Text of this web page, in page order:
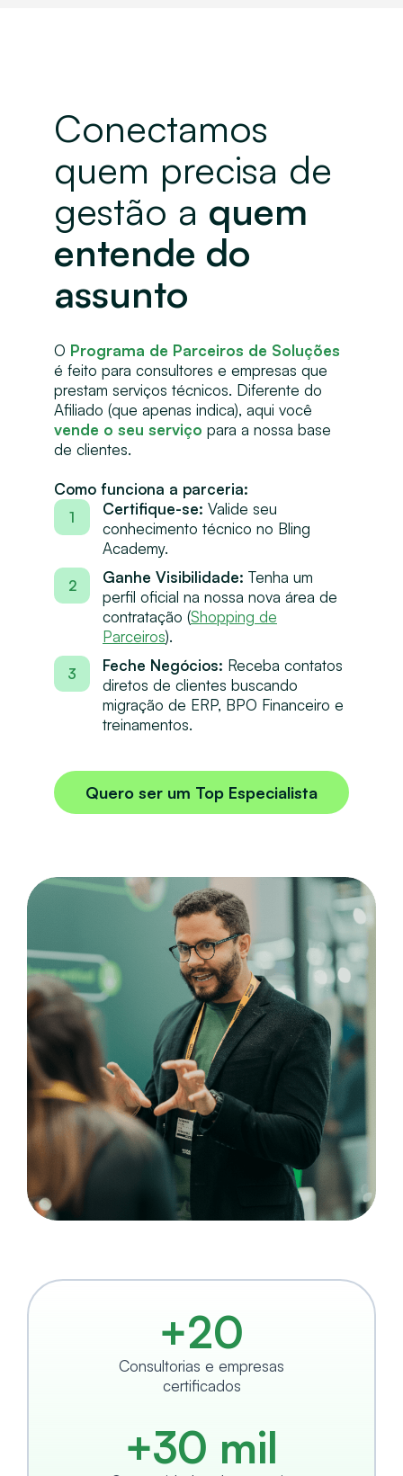
Conectamos
quem precisa de
gestão a quem
entende do
assunto
O Programa de Parceiros de Soluções
é feito para consultores e empresas que
prestam serviços técnicos. Diferente do
Afiliado (que apenas indica), aqui você
vende o seu serviço para a nossa base
de clientes.
Como funciona a parceria:
1 Certifique-se: Valide seu
conhecimento técnico no Bling
Academy.
2 Ganhe Visibilidade: Tenha um
perfil oficial na nossa nova área de
contratação (Shopping de
Parceiros).
3 Feche Negócios: Receba contatos
diretos de clientes buscando
migração de ERP, BPO Financeiro e
treinamentos.
Quero ser um Top Especialista
+20
Consultorias e empresas
certificados
+30 mil